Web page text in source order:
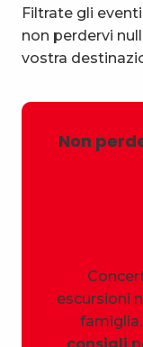
Filtrate gli
non perdervi
vostra
Non
escursioni